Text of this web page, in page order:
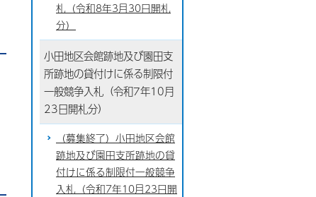
札（令和8年3月30日開札
分）
小田地区会館跡地及び園田支
所跡地の貸付けに係る制限付
一般競争入札（令和7年10月
23日開札分）
（募集終了）小田地区会館
跡地及び園田支所跡地の貸
付けに係る制限付一般競争
入札（令和7年10月23日開